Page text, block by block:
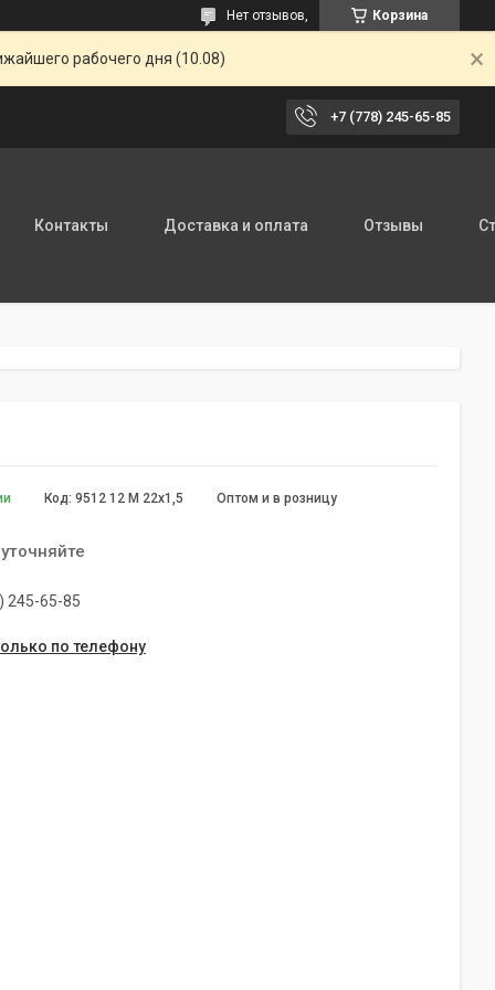
Корзина
Нет отзывов,
рабочего дня (10.08)
+7 (778) 245-65-85
Контакты Доставка и оплата Отзывы
Оптом и в розницу
Код: 9512 12 M 22x1,5
245-65-85
по телефону